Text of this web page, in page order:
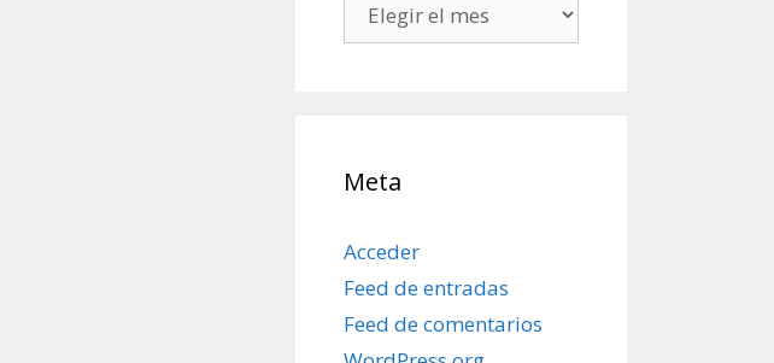
mis
Meta
Acceder
Feed de entradas
Feed de comentarios